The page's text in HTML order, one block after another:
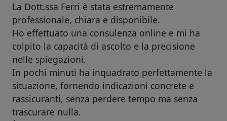
La Dott.ssa Ferri è stata estremamente
professionale, chiara e disponibile.
Ho effettuato una consulenza online e mi ha
colpito la capacità di ascolto e la precisione
nelle spiegazioni.
In pochi minuti ha inquadrato perfettamente la
situazione, fornendo indicazioni concrete e
rassicuranti, senza perdere tempo ma senza
trascurare nulla.